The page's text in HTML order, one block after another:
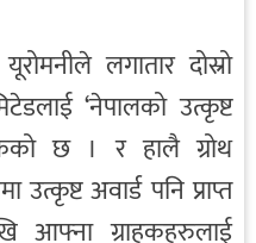
लगातार दोस्रो
‘नेपालको उत्कृष्ट
छ । र हालै ग्रोथ
अवार्ड पनि प्राप्त
ग्राहकहरुलाई